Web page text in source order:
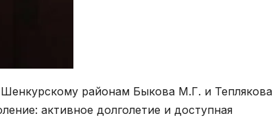
районам Быкова М.Г. и Теплякова
активное долголетие и доступная